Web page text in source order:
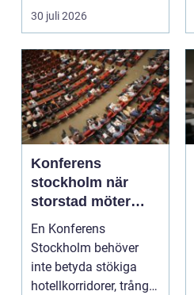
30 juli 2026
Konferens
stockholm när
storstad möter
rofylld landsbygd
En Konferens
Stockholm behöver
inte betyda stökiga
hotellkorridorer, trånga